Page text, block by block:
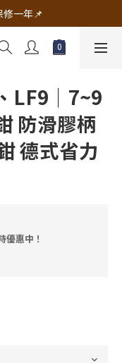
五金網拍🔧
一年📌
五金網拍🔧
LF9｜7~9
防滑膠柄
德式省力
惠中！